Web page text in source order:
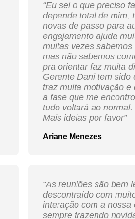
“Eu sei o que preciso
depende total de mim,
novas de passo para
engajamento ajuda
muitas vezes sabemos
mas não sabemos
pra orientar faz muita
Gerente Dani tem sido
traz muita motivação e
a fase que me
tudo voltará ao
Mais ideias por favor”
Ariane Menezes
“As reuniões são bem
descontraído com
interação com a nossa
sempre trazendo